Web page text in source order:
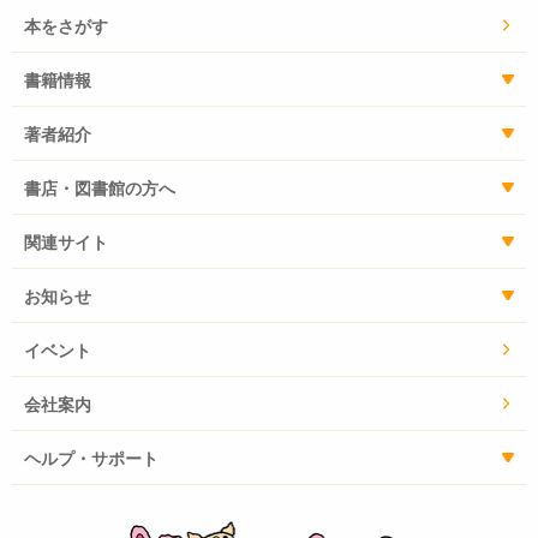
本をさがす
書籍情報
著者紹介
書店・図書館の方へ
関連サイト
お知らせ
イベント
会社案内
ヘルプ・サポート